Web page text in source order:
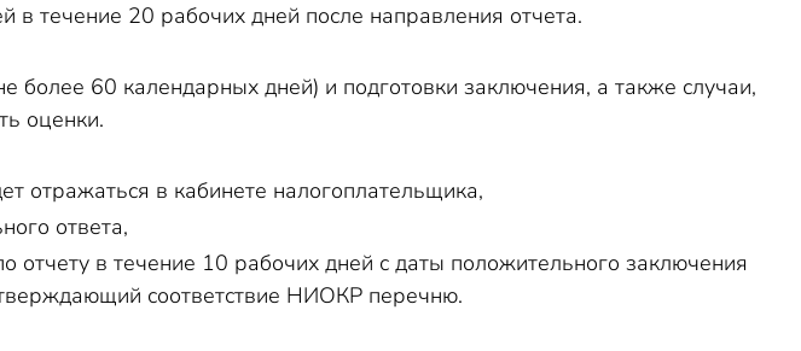
в течение 20 рабочих дней после направления отчета.
более 60 календарных дней) и подготовки заключения, а также случаи,
оценки.
отражаться в кабинете налогоплательщика,
ответа,
отчету в течение 10 рабочих дней с даты положительного заключения
соответствие НИОКР перечню.